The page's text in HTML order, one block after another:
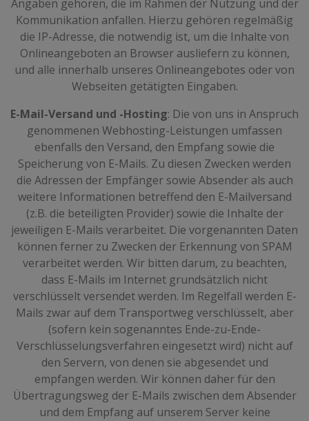
Angaben gehören, die im Rahmen der Nutzung und der
Kommunikation anfallen. Hierzu gehören regelmäßig
die IP-Adresse, die notwendig ist, um die Inhalte von
Onlineangeboten an Browser ausliefern zu können,
und alle innerhalb unseres Onlineangebotes oder von
Webseiten getätigten Eingaben.
E-Mail-Versand und -Hosting: Die von uns in Anspruch
genommenen Webhosting-Leistungen umfassen
ebenfalls den Versand, den Empfang sowie die
Speicherung von E-Mails. Zu diesen Zwecken werden
die Adressen der Empfänger sowie Absender als auch
weitere Informationen betreffend den E-Mailversand
(z.B. die beteiligten Provider) sowie die Inhalte der
jeweiligen E-Mails verarbeitet. Die vorgenannten Daten
können ferner zu Zwecken der Erkennung von SPAM
verarbeitet werden. Wir bitten darum, zu beachten,
dass E-Mails im Internet grundsätzlich nicht
verschlüsselt versendet werden. Im Regelfall werden E-
Mails zwar auf dem Transportweg verschlüsselt, aber
(sofern kein sogenanntes Ende-zu-Ende-
Verschlüsselungsverfahren eingesetzt wird) nicht auf
den Servern, von denen sie abgesendet und
empfangen werden. Wir können daher für den
Übertragungsweg der E-Mails zwischen dem Absender
und dem Empfang auf unserem Server keine